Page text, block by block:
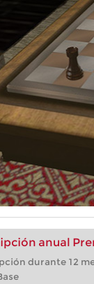
anual
durante 12